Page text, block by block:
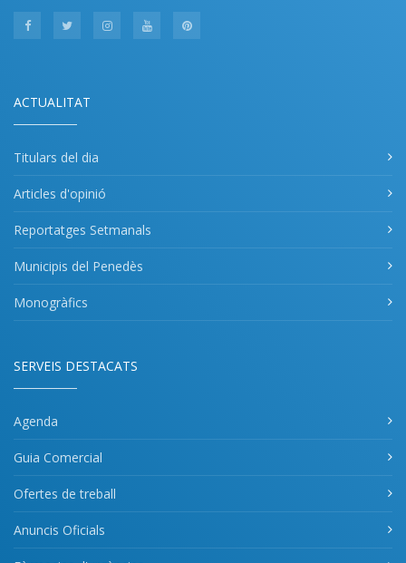
ACTUALITAT
Titulars del dia
Articles d'opinió
Reportatges Setmanals
Municipis del Penedès
Monogràfics
SERVEIS DESTACATS
Agenda
Guia Comercial
Ofertes de treball
Anuncis Oficials